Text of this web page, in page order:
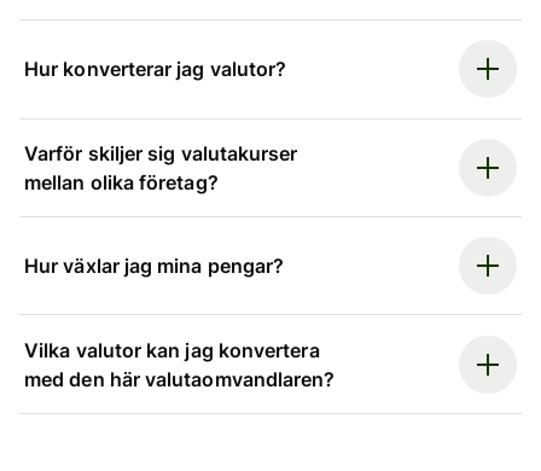
Hur konverterar jag valutor?
Varför skiljer sig valutakurser
mellan olika företag?
Hur växlar jag mina pengar?
Vilka valutor kan jag konvertera
med den här valutaomvandlaren?